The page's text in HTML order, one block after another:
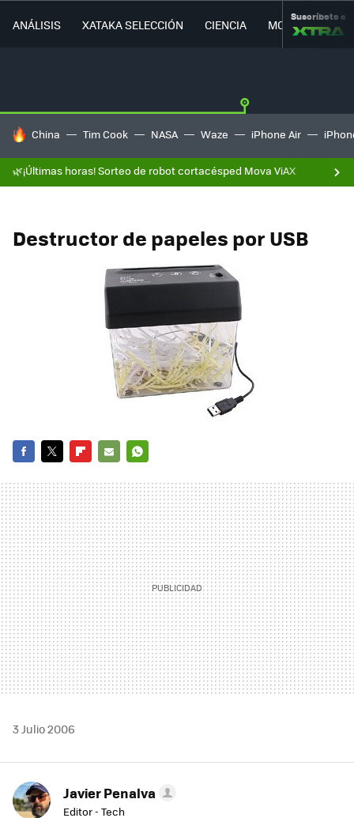
ANÁLISIS XATAKA SELECCIÓN CIENCIA MOVILIDAD
Suscríbete a
HOY SE HABLA DE
China Tim Cook NASA Waze iPhone Air
🌿¡Últimas horas! Sorteo de robot cortacésped Mova ViAX
Destructor de papeles por USB
MAIL
3 Julio 2006
Javier Penalva
Editor - Tech